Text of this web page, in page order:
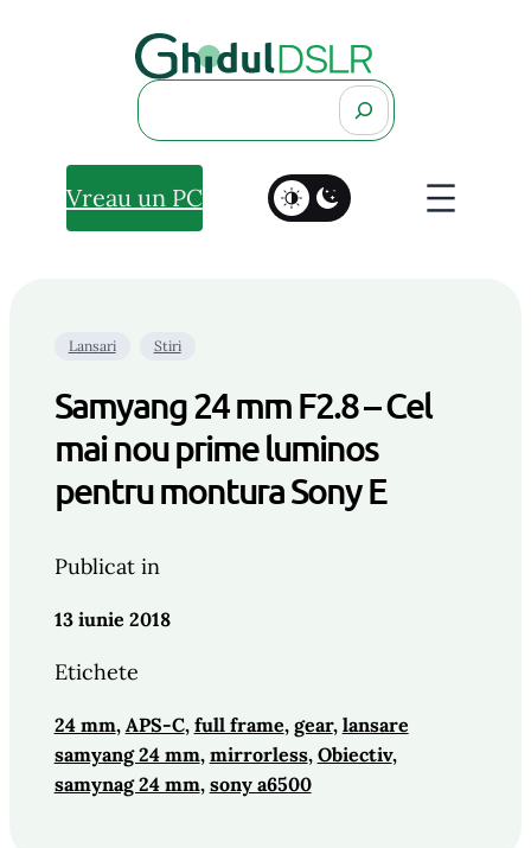
Search
Vreau un PC
Lansari Stiri
Samyang 24 mm F2.8 – Cel
mai nou prime luminos
pentru montura Sony E
Publicat in
13 iunie 2018
Etichete
24 mm, APS-C, full frame, gear, lansare
samyang 24 mm, mirrorless, Obiectiv ,
samynag 24 mm, sony a6500